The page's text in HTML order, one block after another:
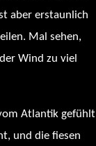
aber erstaunlich
Mal sehen,
Wind zu viel
Atlantik gefühlt
und die fiesen